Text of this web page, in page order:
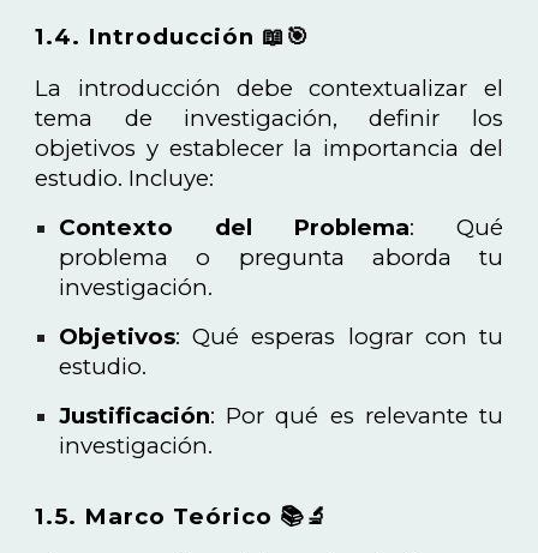
1.4. Introducción 📖🎯
La introducción debe contextualizar el
tema de investigación, definir los
objetivos y establecer la importancia del
estudio. Incluye:
Contexto del Problema: Qué
problema o pregunta aborda tu
investigación.
Objetivos: Qué esperas lograr con tu
estudio.
Justificación: Por qué es relevante tu
investigación.
1.5. Marco Teórico 📚🔬